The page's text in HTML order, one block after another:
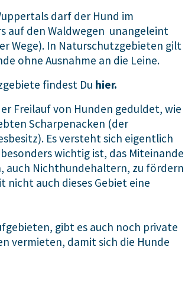
darf der Hund im
auf den Waldwegen unangeleint
Wege). In Naturschutzgebieten gilt
ohne Ausnahme an die Leine.
findest Du hier.
Freilauf von Hunden geduldet, wie
Scharpenacken (der
Es versteht sich eigentlich
wichtig ist, das
auch Nichthundehaltern, zu fördern
nicht auch dieses Gebiet eine
gibt es auch noch private
vermieten, damit sich die Hunde